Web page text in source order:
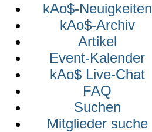
kAo$-Neuigkeiten
kAo$-Archiv
Artikel
Event-Kalender
kAo$ Live-Chat
FAQ
Suchen
Mitglieder suche